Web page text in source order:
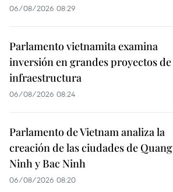
06/08/2026 08:29
Parlamento vietnamita examina
inversión en grandes proyectos de
infraestructura
06/08/2026 08:24
Parlamento de Vietnam analiza la
creación de las ciudades de Quang
Ninh y Bac Ninh
06/08/2026 08:20